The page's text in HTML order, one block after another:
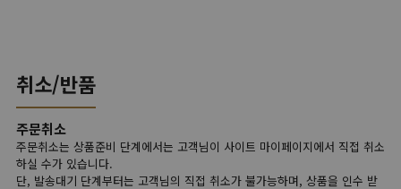
취소/반품
주문취소
주문취소는 상품준비 단계에서는 고객님이 사이트 마이페이지에서 직접 취소
하실 수가 있습니다.
단, 발송대기 단계부터는 고객님의 직접 취소가 불가능하며, 상품을 인수 받